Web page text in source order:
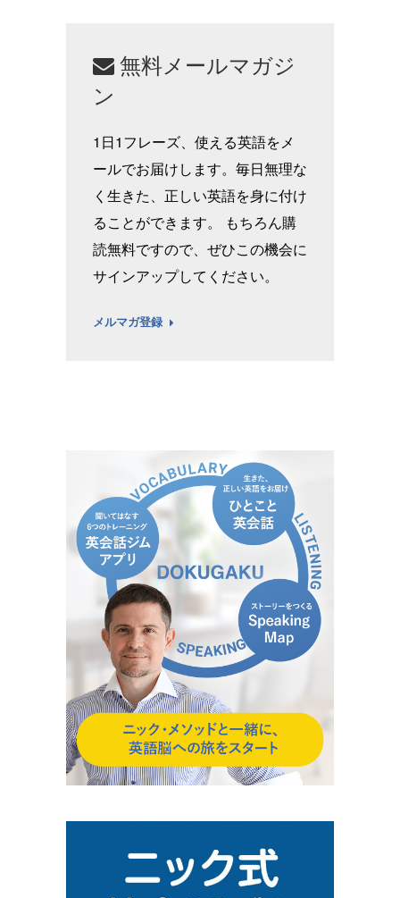
無料メールマガジ
ン
1日1フレーズ、使える英語をメ
ールでお届けします。毎日無理な
く生きた、正しい英語を身に付け
ることができます。 もちろん購
読無料ですので、ぜひこの機会に
サインアップしてください。
メルマガ登録